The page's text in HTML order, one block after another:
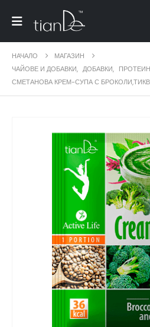
НАЧАЛО
МАГАЗИН
ЧАЙОВЕ И ДОБАВКИ, ДОБАВКИ,
СМЕТАНОВА КРЕМ-СУПА С